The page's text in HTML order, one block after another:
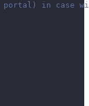
portal) in case